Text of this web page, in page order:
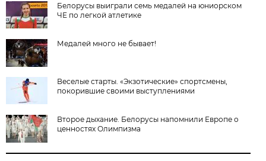
Белорусы выиграли семь медалей на юниорском
ЧЕ по легкой атлетике
Медалей много не бывает!
Веселые старты. «Экзотические» спортсмены,
покорившие своими выступлениями
Второе дыхание. Белорусы напомнили Европе о
ценностях Олимпизма